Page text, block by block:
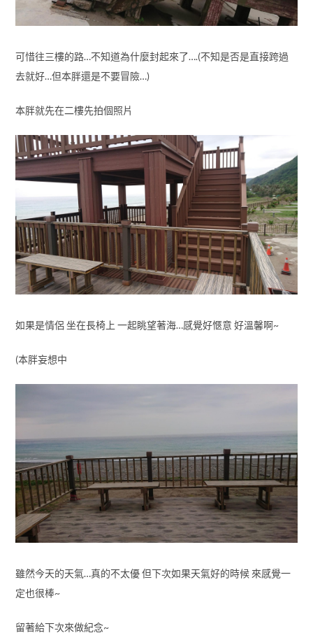
可惜往三樓的路…不知道為什麼封起來了….(不知是否是直接跨過
去就好…但本胖還是不要冒險…)
本胖就先在二樓先拍個照片
如果是情侶 坐在長椅上 一起眺望著海…感覺好愜意 好溫馨啊~
(本胖妄想中
雖然今天的天氣…真的不太優 但下次如果天氣好的時候 來感覺一
定也很棒~
留著給下次來做紀念~